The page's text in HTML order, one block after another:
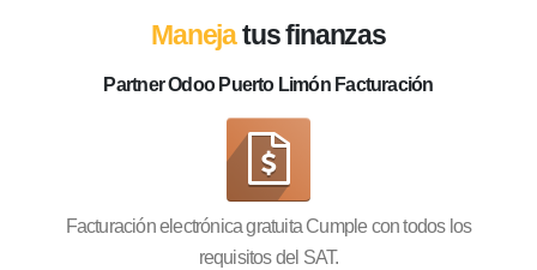
Manejatus finanzas
Partner Odoo Puerto Limón Facturación
Facturación electrónica gratuita Cumple con todos los
requisitos del SAT.